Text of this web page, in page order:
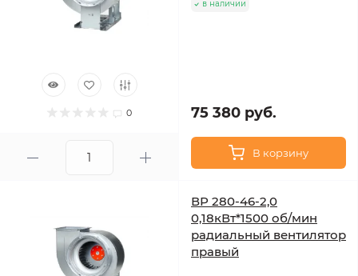
0
в наличии
75 380 руб.
В корзину
ВР 280-46-2,0
0,18кВт*1500 об/мин
радиальный вентилятор
правый